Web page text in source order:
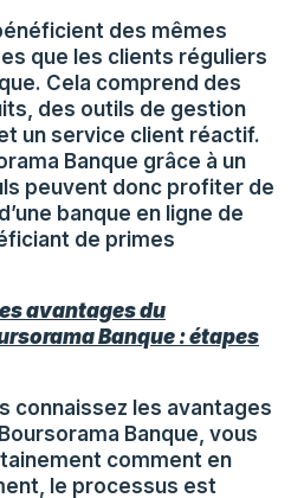
des mêmes
que les clients réguliers
Cela comprend des
des outils de gestion
un service client réactif.
Banque grâce à un
peuvent donc profiter de
banque en ligne de
de primes
avantages du
Banque : étapes
connaissez les avantages
Banque, vous
comment en
le processus est